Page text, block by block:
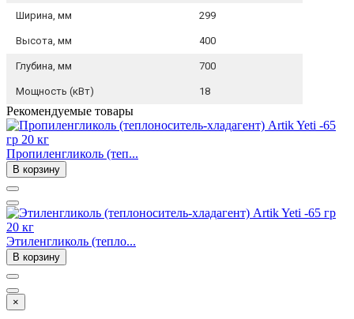
Ширина, мм 299
Высота, мм 400
Глубина, мм 700
Мощность (кВт) 18
Рекомендуемые товары
Пропиленгликоль (теп...
В корзину
Этиленгликоль (тепло...
В корзину
×